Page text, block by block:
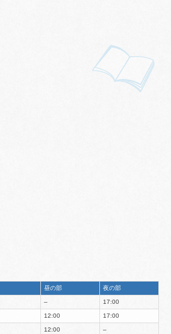
昼の部 夜の部
– 17:00
12:00 17:00
12:00 –